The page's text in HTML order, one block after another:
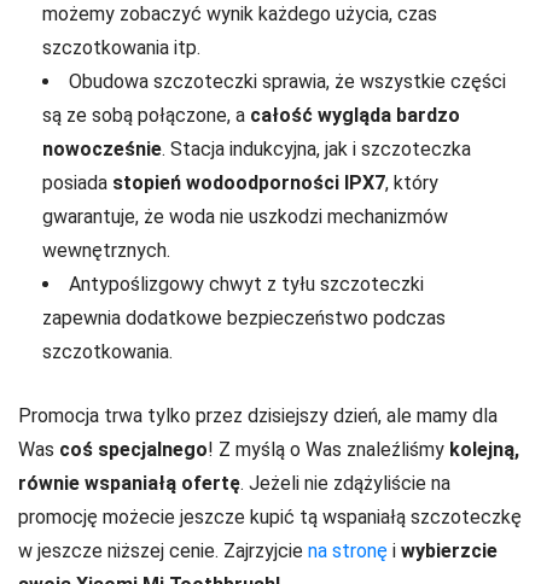
możemy zobaczyć wynik każdego użycia, czas
szczotkowania itp.
Obudowa szczoteczki sprawia, że wszystkie części
są ze sobą połączone, a całość wygląda bardzo
nowocześnie. Stacja indukcyjna, jak i szczoteczka
posiada stopień wodoodporności IPX7, który
gwarantuje, że woda nie uszkodzi mechanizmów
wewnętrznych.
Antypoślizgowy chwyt z tyłu szczoteczki
zapewnia dodatkowe bezpieczeństwo podczas
szczotkowania.
Promocja trwa tylko przez dzisiejszy dzień, ale mamy dla
Was coś specjalnego! Z myślą o Was znaleźliśmy kolejną,
równie wspaniałą ofertę. Jeżeli nie zdążyliście na
promocję możecie jeszcze kupić tą wspaniałą szczoteczkę
w jeszcze niższej cenie. Zajrzyjcie na stronę i wybierzcie